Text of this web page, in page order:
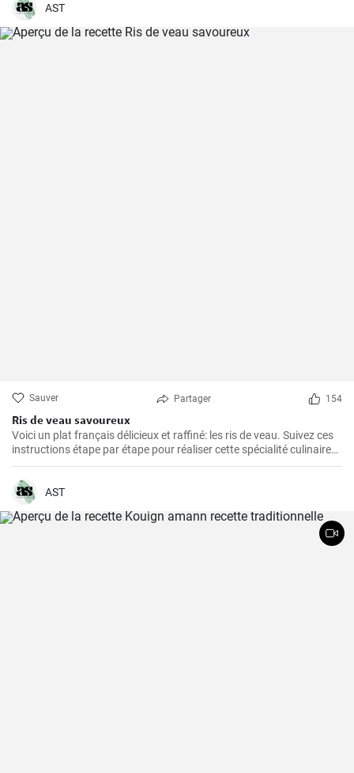
AST
Sauver Partager 154
Ris de veau savoureux
Voici un plat français délicieux et raffiné: les ris de veau. Suivez ces
instructions étape par étape pour réaliser cette spécialité culinaire
française appréciée pour leur texture délicate et leur goût savoureux
AST